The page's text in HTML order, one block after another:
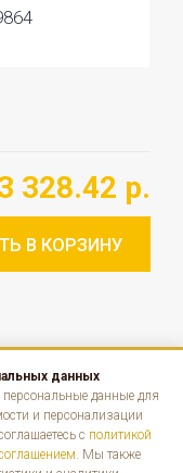
328.42 р.
В КОРЗИНУ
данных
данные для
и персонализации
с политикой
. Мы также